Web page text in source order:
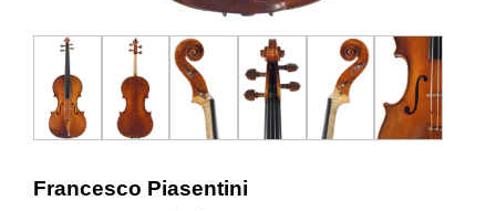
Francesco Piasentini